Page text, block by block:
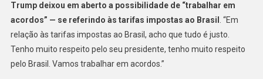
Trump deixou em aberto a possibilidade de “trabalhar em
acordos” — se referindo às tarifas impostas ao Brasil . “Em
relação às tarifas impostas ao Brasil, acho que tudo é justo.
Tenho muito respeito pelo seu presidente, tenho muito respeito
pelo Brasil. Vamos trabalhar em acordos.”